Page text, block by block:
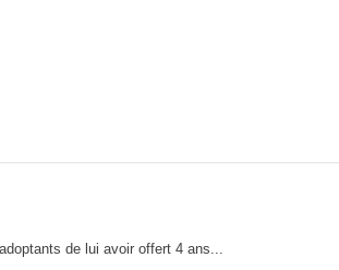
de lui avoir offert 4 ans...